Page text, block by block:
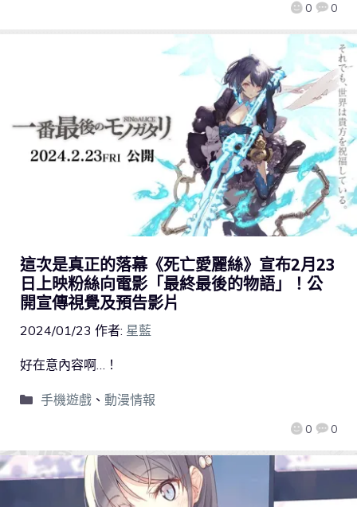
0 0
這次是真正的落幕《死亡愛麗絲》宣布2月23
日上映粉絲向電影「最終最後的物語」！公
開宣傳視覺及預告影片
2024/01/23 作者: 星藍
0 0
好在意內容啊…！
手機遊戲、 動漫情報